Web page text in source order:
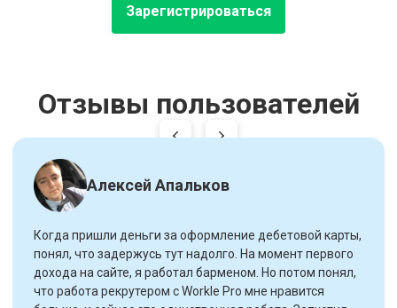
Зарегистрироваться
Отзывы пользователей
Алексей Апальков
Когда пришли деньги за оформление дебетовой карты,
понял, что задержусь тут надолго. На момент первого
дохода на сайте, я работал барменом. Но потом понял,
что работа рекрутером с Workle Pro мне нравится